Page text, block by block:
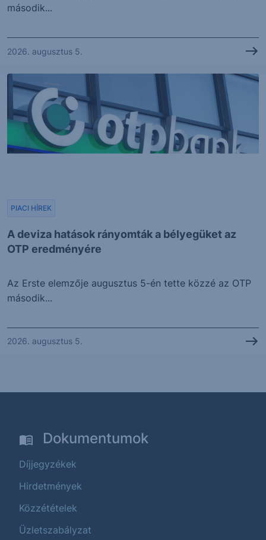
második...
2026. augusztus 5.
A deviza hatások rányomták a bélyegüket az
OTP eredményére
PIACI HÍREK
Az Erste elemzője augusztus 5-én tette közzé az OTP
második...
2026. augusztus 5.
Dokumentumok
Díjjegyzékek
Hirdetmények
Közzétételek
Üzletszabályzat